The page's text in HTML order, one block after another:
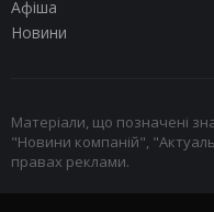
Афіша
Новини
Матеріали, що позначені
"Новини компаній",
правах реклами.